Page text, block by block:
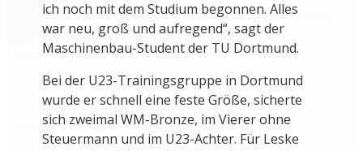
ich noch mit dem Studium begonnen. Alles
war neu, groß und aufregend“, sagt der
Maschinenbau-Student der TU Dortmund.
Bei der U23-Trainingsgruppe in Dortmund
wurde er schnell eine feste Größe, sicherte
sich zweimal WM-Bronze, im Vierer ohne
Steuermann und im U23-Achter. Für Leske